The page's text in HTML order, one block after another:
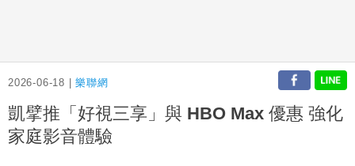
2026-06-18 |樂聯網
凱擘推「好視三享」與 HBO Max 優惠 強化
家庭影音體驗